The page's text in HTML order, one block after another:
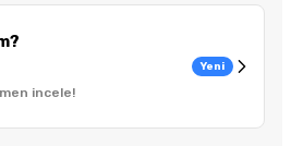
incele!
Yeni